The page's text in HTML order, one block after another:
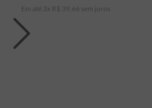
Em até 3 x R$ 39 66 sem juros